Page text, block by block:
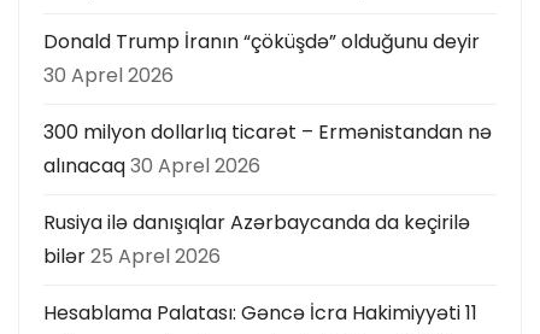
Donald Trump İranın “çöküşdə” olduğunu deyir
30 Aprel 2026
300 milyon dollarlıq ticarət – Ermənistandan nə
alınacaq30 Aprel 2026
Rusiya ilə danışıqlar Azərbaycanda da keçirilə
bilər25 Aprel 2026
Hesablama Palatası: Gəncə İcra Hakimiyyəti 11